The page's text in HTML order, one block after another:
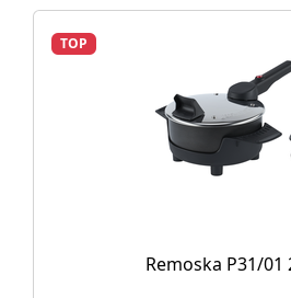
TOP
Remoska P31/01